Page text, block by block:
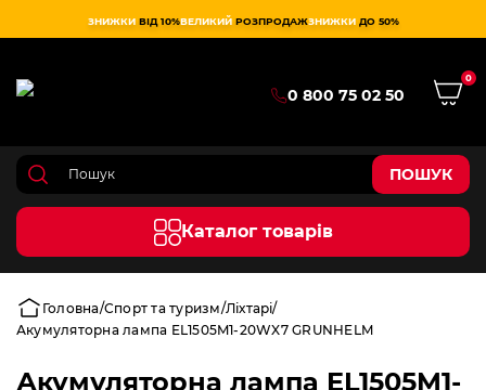
ЗНИЖКИ ВІД 10%ВЕЛИКИЙ РОЗПРОДАЖЗНИЖКИ ДО 50%
0 800 75 02 50
0
ПОШУК
Каталог товарів
Головна Спорт та туризм Ліхтарі
Акумуляторна лампа EL1505M1-20WX7 GRUNHELM
Акумуляторна лампа EL1505M1-